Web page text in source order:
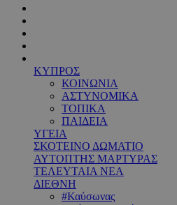
ΚΥΠΡΟΣ
ΚΟΙΝΩΝΙΑ
ΑΣΤΥΝΟΜΙΚΑ
ΤΟΠΙΚΑ
ΠΑΙΔΕΙΑ
ΥΓΕΙΑ
ΣΚΟΤΕΙΝΟ ΔΩΜΑΤΙΟ
ΑΥΤΟΠΤΗΣ ΜΑΡΤΥΡΑΣ
ΤΕΛΕΥΤΑΙΑ ΝΕΑ
ΔΙΕΘΝΗ
#Καύσωνας